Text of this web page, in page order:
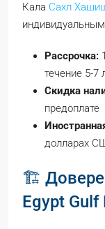
Кала Сахл
Рассрочка:
течение 5-7
Скидка
предоплате
долларах
🏗️
Egypt